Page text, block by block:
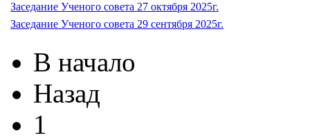
Заседание Ученого совета 27 октября 2025г.
Заседание Ученого совета 29 сентября 2025г.
В начало
Назад
1